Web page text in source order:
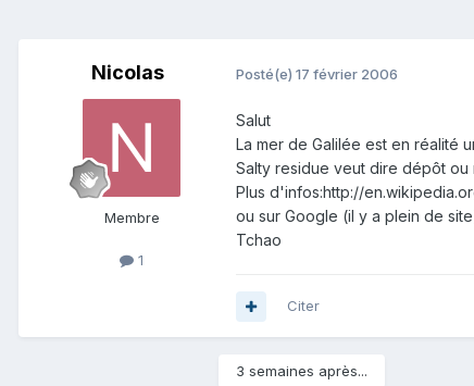
Nicolas
Membre
1
Posté(e) 17 février 2006
Salut
La mer de Galilée est en réalité
Salty residue veut dire dépôt
Plus d'infos:http://
ou sur Google (il y a plein de
Tchao
Citer
3 semaines après...